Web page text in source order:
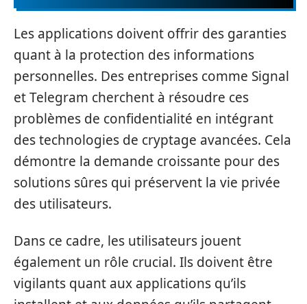
Les applications doivent offrir des garanties
quant à la protection des informations
personnelles. Des entreprises comme Signal
et Telegram cherchent à résoudre ces
problèmes de confidentialité en intégrant
des technologies de cryptage avancées. Cela
démontre la demande croissante pour des
solutions sûres qui préservent la vie privée
des utilisateurs.
Dans ce cadre, les utilisateurs jouent
également un rôle crucial. Ils doivent être
vigilants quant aux applications qu’ils